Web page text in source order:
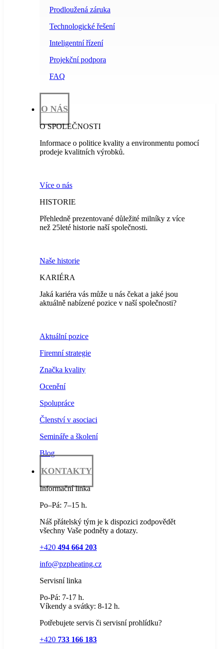
Prodloužená záruka
Technologické řešení
Inteligentní řízení
Projekční podpora
FAQ
O NÁS
O SPOLEČNOSTI
Informace o politice kvality a environmentu pomocí
prodeje kvalitních výrobků.
Více o nás
HISTORIE
Přehledně prezentované důležité milníky z více
než 25leté historie naší společnosti.
Naše historie
KARIÉRA
Jaká kariéra vás může u nás čekat a jaké jsou
aktuálně nabízené pozice v naší společnosti?
Aktuální pozice
Firemní strategie
Značka kvality
Ocenění
Spolupráce
Členství v asociaci
Semináře a školení
Blog
KONTAKTY
Informační linka
Po–Pá: 7–15 h.
Náš přátelský tým je k dispozici zodpovědět
všechny Vaše podněty a dotazy.
+420 494 664 203
info@pzpheating.cz
Servisní linka
Po-Pá: 7-17 h.
Víkendy a svátky: 8-12 h.
Potřebujete servis či servisní prohlídku?
+420 733 166 183